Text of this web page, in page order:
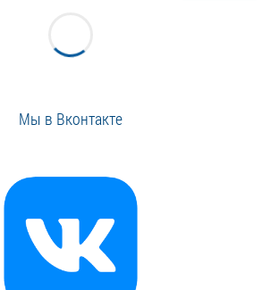
Мы в Вконтакте